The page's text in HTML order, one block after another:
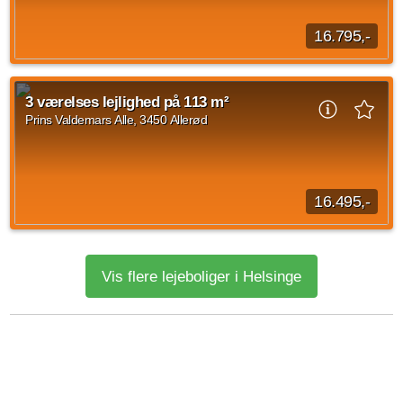
16.795,-
På Prins Valdemars Allé i Lillerød udlejer vi 2- til 4-værelses
lejligheder tegnet af TNT Arkitekter A/S. Nyd rummelighed og
naturligt lys i...
3 værelses lejlighed på 113 m²
Prins Valdemars Alle, 3450 Allerød
16.495,-
lejligheder tegnet af TNT Arkitekter A/S. Nyd rummelighed og
naturligt lys i...
Kilde: Go' Bolig
Vis flere lejeboliger i Helsinge